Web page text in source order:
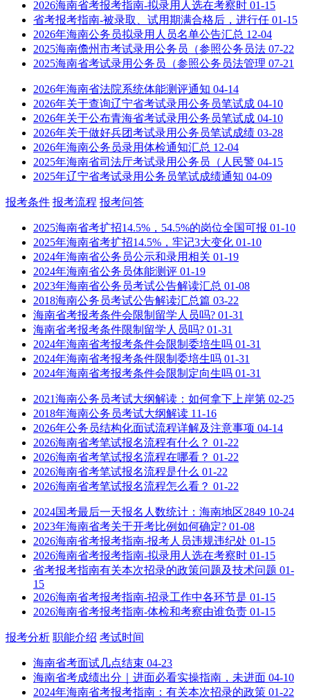
2026海南省考报考指南-拟录用人选在考察时 01-15
省考报考指南-被录取、试用期满合格后，进行任 01-15
2026年海南公务员拟录用人员名单公告汇总 12-04
2025海南儋州市考试录用公务员（参照公务员法 07-22
2025海南省考试录用公务员（参照公务员法管理 07-21
2026年海南省法院系统体能测评通知 04-14
2026年关于查询辽宁省考试录用公务员笔试成 04-10
2026年关于公布青海省考试录用公务员笔试成 04-10
2026年关于做好兵团考试录用公务员笔试成绩 03-28
2026年海南公务员录用体检通知汇总 12-04
2025年海南省司法厅考试录用公务员（人民警 04-15
2025年辽宁省考试录用公务员笔试成绩通知 04-09
报考条件 报考流程 报考问答
2025海南省考扩招14.5%，54.5%的岗位全国可报 01-10
2025年海南省考扩招14.5%，牢记3大变化 01-10
2024年海南省公务员公示和录用相关 01-19
2024年海南省公务员体能测评 01-19
2023年海南省公务员考试公告解读汇总 01-08
2018海南公务员考试公告解读汇总篇 03-22
海南省考报考条件会限制留学人员吗? 01-31
海南省考报考条件限制留学人员吗? 01-31
2024年海南省考报考条件会限制委培生吗 01-31
2024年海南省考报考条件限制委培生吗 01-31
2024年海南省考报考条件会限制定向生吗 01-31
2021海南公务员考试大纲解读：如何拿下上岸第 02-25
2018年海南公务员考试大纲解读 11-16
2026年公务员结构化面试流程详解及注意事项 04-14
2026海南省考笔试报名流程有什么？ 01-22
2026海南省考笔试报名流程在哪看？ 01-22
2026海南省考笔试报名流程是什么 01-22
2026海南省考笔试报名流程怎么看？ 01-22
2024国考最后一天报名人数统计：海南地区2849 10-24
2023年海南省考关于开考比例如何确定? 01-08
2026海南省考报考指南-报考人员违规违纪处 01-15
2026海南省考报考指南-拟录用人选在考察时 01-15
省考报考指南有关本次招录的政策问题及技术问题 01-
15
2026海南省考报考指南-招录工作中各环节是 01-15
2026海南省考报考指南-体检和考察由谁负责 01-15
报考分析 职能介绍 考试时间
海南省考面试几点结束 04-23
海南省考成绩出分｜进面必看实操指南，未进面 04-10
2024年海南省考报考指南：有关本次招录的政策 01-22